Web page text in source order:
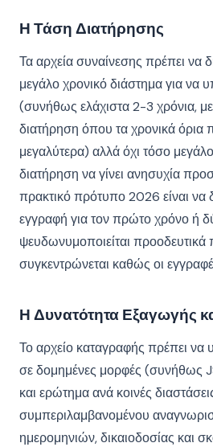
Η Τάση Διατήρησης
Τα αρχεία συναίνεσης πρέπει να
μεγάλο χρονικό διάστημα για να
(συνήθως ελάχιστα 2-3 χρόνια,
διατήρηση όπου τα χρονικά όρια
μεγαλύτερα) αλλά όχι τόσο
διατήρηση να γίνει ανησυχία
πρακτικό πρότυπο 2026 είναι να
εγγραφή για τον πρώτο χρόνο ή
ψευδωνυμοποιείται προοδευτικά
συγκεντρώνεται καθώς οι
Η Δυνατότητα Εξαγωγής
Το αρχείο καταγραφής πρέπει να
σε δομημένες μορφές (συνήθως
και ερώτημα ανά κοινές
συμπεριλαμβανομένου
ημερομηνιών, δικαιοδοσίας και